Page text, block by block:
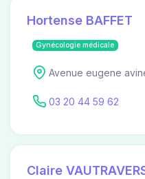
Hortense BAFFET
Gynécologie médicale
Avenue eugene
03 20 44 59 62
Claire